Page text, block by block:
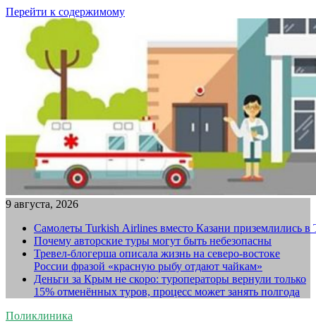
Перейти к содержимому
9 августа, 2026
Самолеты Turkish Airlines вместо Казани приземлились в
Почему авторские туры могут быть небезопасны
Тревел-блогерша описала жизнь на северо-востоке
России фразой «красную рыбу отдают чайкам»
Деньги за Крым не скоро: туроператоры вернули только
15% отменённых туров, процесс может занять полгода
Поликлиника